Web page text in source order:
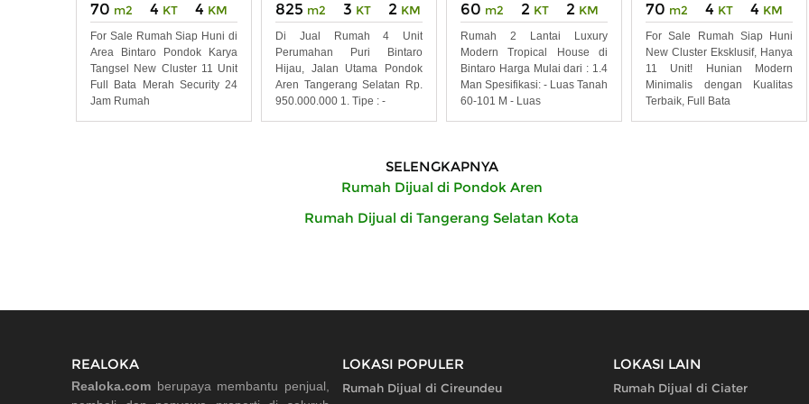
70 m2 4 KT 4 KM
For Sale Rumah Siap Huni di
Area Bintaro Pondok Karya
Tangsel New Cluster 11 Unit
Full Bata Merah Security 24
Jam Rumah
825 m2 3 KT 2 KM
Di Jual Rumah 4 Unit
Perumahan Puri Bintaro
Hijau, Jalan Utama Pondok
Aren Tangerang Selatan Rp.
950.000.000 1. Tipe : -
60 m2 2 KT 2 KM
Rumah 2 Lantai Luxury
Modern Tropical House di
Bintaro Harga Mulai dari : 1.4
Man Spesifikasi: - Luas Tanah
60-101 M - Luas
70 m2 4 KT 4 KM
For Sale Rumah Siap Huni
New Cluster Eksklusif, Hanya
11 Unit! Hunian Modern
Minimalis dengan Kualitas
Terbaik, Full Bata
SELENGKAPNYA
Rumah Dijual di Pondok Aren
Rumah Dijual di Tangerang Selatan Kota
REALOKA
Realoka.com berupaya membantu penjual,
LOKASI POPULER
Rumah Dijual di Cireundeu
LOKASI LAIN
Rumah Dijual di Ciater